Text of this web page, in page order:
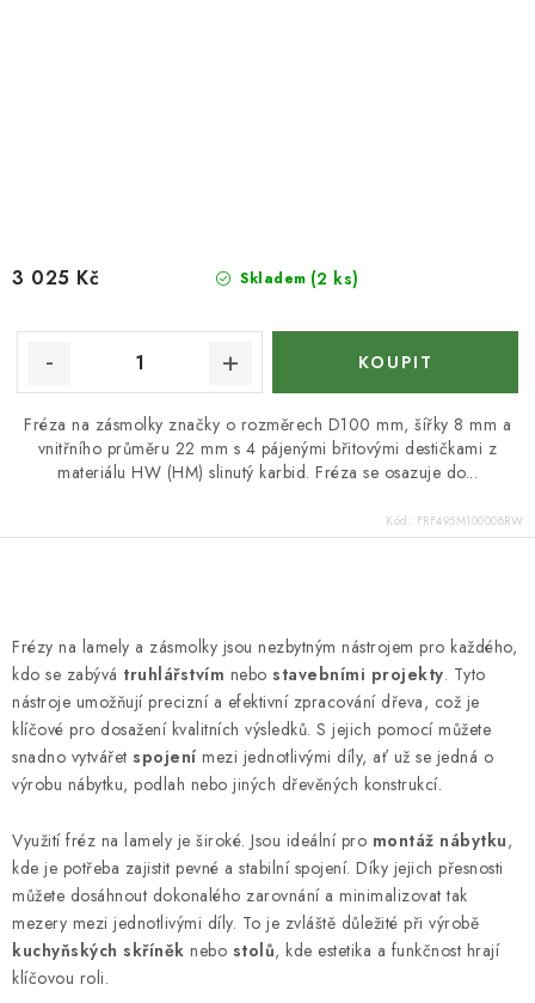
Skladem (2 ks)
3 025 Kč
Fréza na zásmolky značky o rozměrech D100 mm, šířky 8 mm a
vnitřního průměru 22 mm s 4 pájenými břitovými destičkami z
materiálu HW (HM) slinutý karbid. Fréza se osazuje do...
Kód: FRF495M100008RW
v
l
á
d
a
c
í
p
r
v
k
y
Frézy na lamely a zásmolky jsou nezbytným nástrojem pro každého,
kdo se zabývá truhlářstvím nebo stavebními projekty. Tyto
nástroje umožňují precizní a efektivní zpracování dřeva, což je
klíčové pro dosažení kvalitních výsledků. S jejich pomocí můžete
snadno vytvářet spojení mezi jednotlivými díly, ať už se jedná o
výrobu nábytku, podlah nebo jiných dřevěných konstrukcí.
Využití fréz na lamely je široké. Jsou ideální pro montáž nábytku,
kde je potřeba zajistit pevné a stabilní spojení. Díky jejich přesnosti
můžete dosáhnout dokonalého zarovnání a minimalizovat tak
mezery mezi jednotlivými díly. To je zvláště důležité při výrobě
kuchyňských skříněk nebo stolů, kde estetika a funkčnost hrají
klíčovou roli.